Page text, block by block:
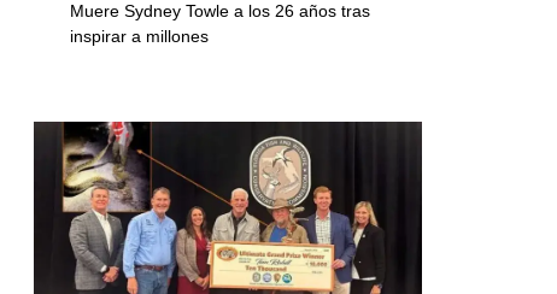
Muere Sydney Towle a los 26 años tras
inspirar a millones